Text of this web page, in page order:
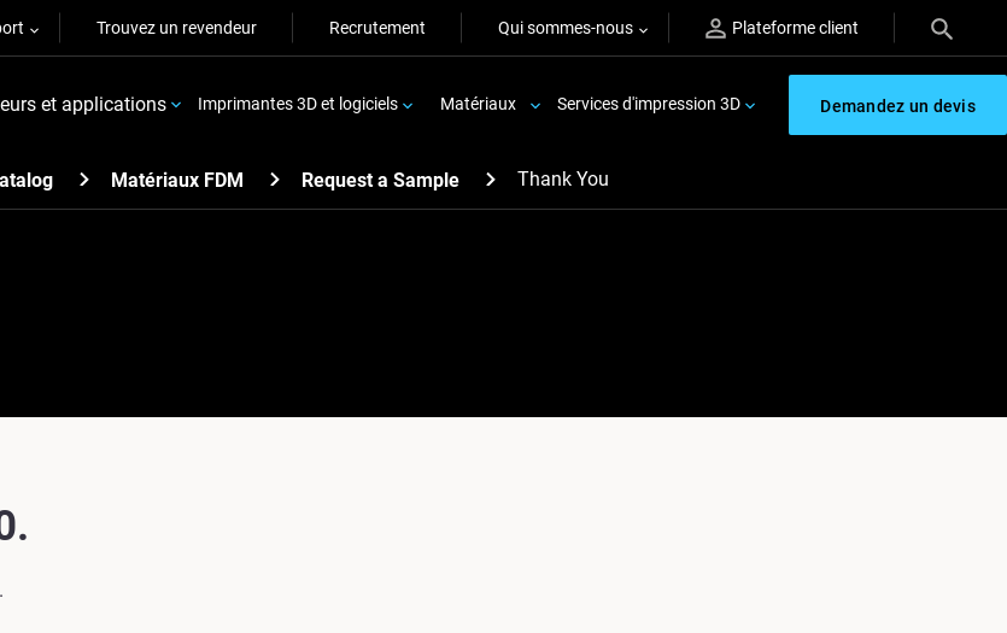
Trouvez un revendeur Recrutement Qui sommes-nous Plateforme client
et applications Imprimantes 3D et logiciels Matériaux Services d'impression 3D Demandez un devis
Matériaux FDM Request a Sample Thank You